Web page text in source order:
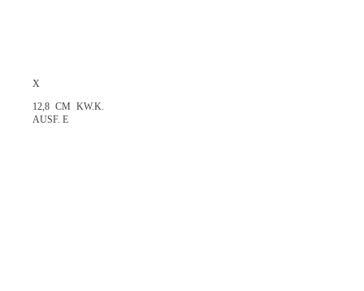
X
12,8 CM KW.K.
AUSF. E